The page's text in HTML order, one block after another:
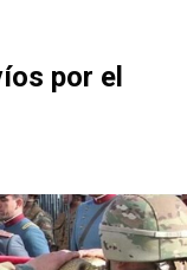
por el